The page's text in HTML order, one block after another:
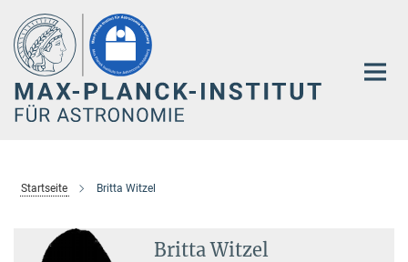
Hauptinhalt
Startseite Britta Witzel
Britta Witzel